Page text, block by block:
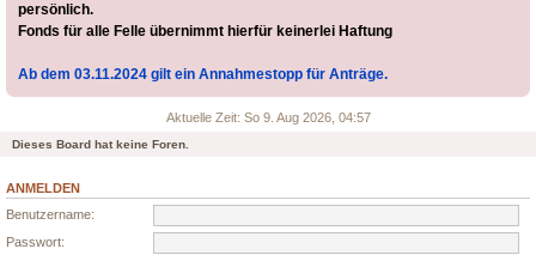
persönlich.
Fonds für alle Felle übernimmt hierfür keinerlei Haftung
Ab dem 03.11.2024 gilt ein Annahmestopp für Anträge.
Aktuelle Zeit: So 9. Aug 2026, 04:57
Dieses Board hat keine Foren.
ANMELDEN
Benutzername:
Passwort: